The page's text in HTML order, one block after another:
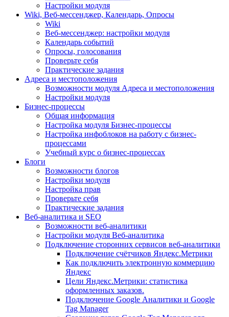
Настройки модуля
Wiki, Веб-мессенджер, Календарь, Опросы
Wiki
Веб-мессенджер: настройки модуля
Календарь событий
Опросы, голосования
Проверьте себя
Практические задания
Адреса и местоположения
Возможности модуля Адреса и местоположения
Настройки модуля
Бизнес-процессы
Общая информация
Настройка модуля Бизнес-процессы
Настройка инфоблоков на работу с бизнес-
процессами
Учебный курс о бизнес-процессах
Блоги
Возможности блогов
Настройки модуля
Настройка прав
Проверьте себя
Практические задания
Веб-аналитика и SEO
Возможности веб-аналитики
Настройки модуля Веб-аналитика
Подключение сторонних сервисов веб-аналитики
Подключение счётчиков Яндекс.Метрики
Как подключить электронную коммерцию
Яндекс
Цели Яндекс.Метрики: статистика
оформленных заказов.
Подключение Google Аналитики и Google
Tag Manager